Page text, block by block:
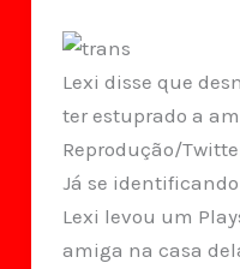
Lexi disse que
ter estuprado a
Reprodução/
Já se
Lexi levou um
amiga na casa